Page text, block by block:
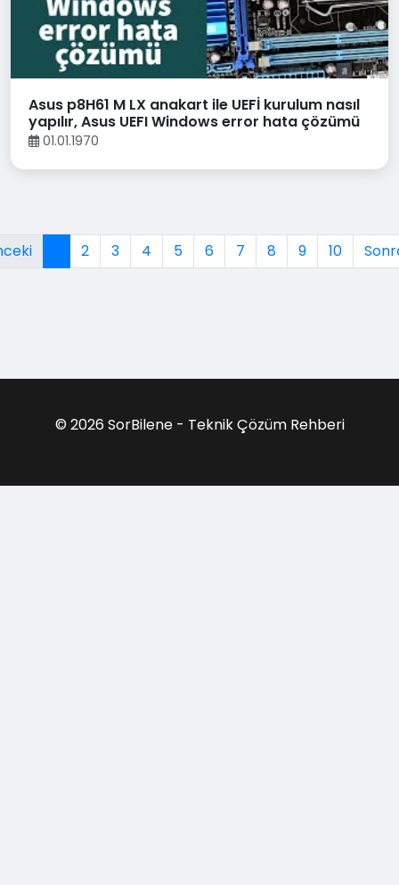
Asus p8H61 M LX anakart ile UEFİ kurulum nasıl
yapılır, Asus UEFI Windows error hata çözümü
01.01.1970
2 3 4 5 6 7 8 9 10
© 2026 SorBilene - Teknik Çözüm Rehberi